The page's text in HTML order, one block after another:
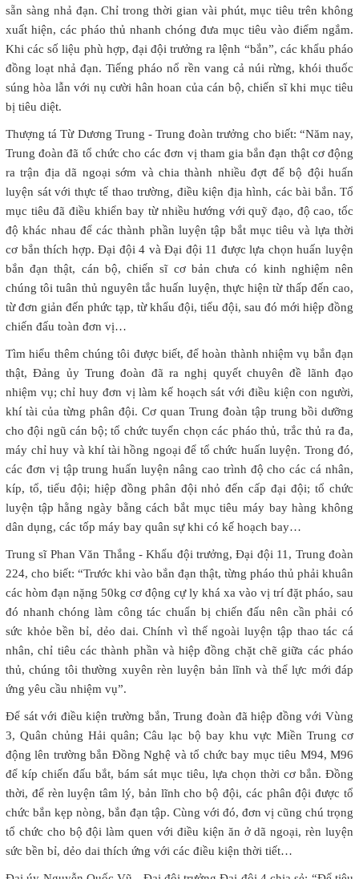
sẵn sàng nhả đạn. Chỉ trong thời gian vài phút, mục tiêu trên không
xuất hiện, các pháo thủ nhanh chóng đưa mục tiêu vào điểm ngắm.
Khi các số liệu phù hợp, đại đội trưởng ra lệnh “bắn”, các khẩu pháo
đồng loạt nhả đạn. Tiếng pháo nổ rền vang cả núi rừng, khói thuốc
súng hòa lẫn với nụ cười hân hoan của cán bộ, chiến sĩ khi mục tiêu
bị tiêu diệt.
Thượng tá Từ Dương Trung - Trung đoàn trưởng cho biết: “Năm nay,
Trung đoàn đã tổ chức cho các đơn vị tham gia bắn đạn thật cơ động
ra trận địa dã ngoại sớm và chia thành nhiều đợt để bộ đội huấn
luyện sát với thực tế thao trường, điều kiện địa hình, các bài bắn. Tổ
mục tiêu đã điều khiển bay từ nhiều hướng với quỹ đạo, độ cao, tốc
độ khác nhau để các thành phần luyện tập bắt mục tiêu và lựa thời
cơ bắn thích hợp. Đại đội 4 và Đại đội 11 được lựa chọn huấn luyện
bắn đạn thật, cán bộ, chiến sĩ cơ bản chưa có kinh nghiệm nên
chúng tôi tuân thủ nguyên tắc huấn luyện, thực hiện từ thấp đến cao,
từ đơn giản đến phức tạp, từ khẩu đội, tiểu đội, sau đó mới hiệp đồng
chiến đấu toàn đơn vị…
Tìm hiểu thêm chúng tôi được biết, để hoàn thành nhiệm vụ bắn đạn
thật, Đảng ủy Trung đoàn đã ra nghị quyết chuyên đề lãnh đạo
nhiệm vụ; chỉ huy đơn vị làm kế hoạch sát với điều kiện con người,
khí tài của từng phân đội. Cơ quan Trung đoàn tập trung bồi dưỡng
cho đội ngũ cán bộ; tổ chức tuyển chọn các pháo thủ, trắc thủ ra đa,
máy chỉ huy và khí tài hồng ngoại để tổ chức huấn luyện. Trong đó,
các đơn vị tập trung huấn luyện nâng cao trình độ cho các cá nhân,
kíp, tổ, tiểu đội; hiệp đồng phân đội nhỏ đến cấp đại đội; tổ chức
luyện tập hằng ngày bằng cách bắt mục tiêu máy bay hàng không
dân dụng, các tốp máy bay quân sự khi có kế hoạch bay…
Trung sĩ Phan Văn Thắng - Khẩu đội trưởng, Đại đội 11, Trung đoàn
224, cho biết: “Trước khi vào bắn đạn thật, từng pháo thủ phải khuân
các hòm đạn nặng 50kg cơ động cự ly khá xa vào vị trí đặt pháo, sau
đó nhanh chóng làm công tác chuẩn bị chiến đấu nên cần phải có
sức khỏe bền bỉ, dẻo dai. Chính vì thế ngoài luyện tập thao tác cá
nhân, chỉ tiêu các thành phần và hiệp đồng chặt chẽ giữa các pháo
thủ, chúng tôi thường xuyên rèn luyện bản lĩnh và thể lực mới đáp
ứng yêu cầu nhiệm vụ”.
Để sát với điều kiện trường bắn, Trung đoàn đã hiệp đồng với Vùng
3, Quân chủng Hải quân; Câu lạc bộ bay khu vực Miền Trung cơ
động lên trường bắn Đồng Nghệ và tổ chức bay mục tiêu M94, M96
để kíp chiến đấu bắt, bám sát mục tiêu, lựa chọn thời cơ bắn. Đồng
thời, để rèn luyện tâm lý, bản lĩnh cho bộ đội, các phân đội được tổ
chức bắn kẹp nòng, bắn đạn tập. Cùng với đó, đơn vị cũng chú trọng
tổ chức cho bộ đội làm quen với điều kiện ăn ở dã ngoại, rèn luyện
sức bền bỉ, dẻo dai thích ứng với các điều kiện thời tiết…